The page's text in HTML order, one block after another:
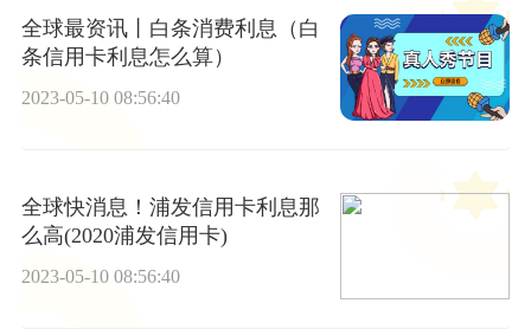
全球最资讯丨白条消费利息（白
条信用卡利息怎么算）
2023-05-10 08:56:40
全球快消息！浦发信用卡利息那
么高(2020浦发信用卡)
2023-05-10 08:56:40